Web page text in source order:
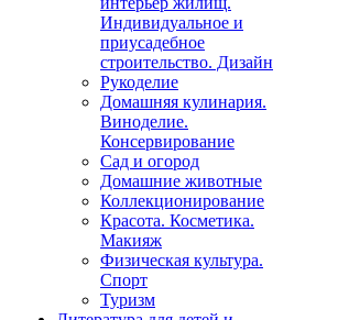
Индивидуальное и
приусадебное
строительство. Дизайн
Рукоделие
Домашняя кулинария.
Виноделие.
Консервирование
Сад и огород
Домашние животные
Коллекционирование
Красота. Косметика.
Макияж
Физическая культура.
Спорт
Туризм